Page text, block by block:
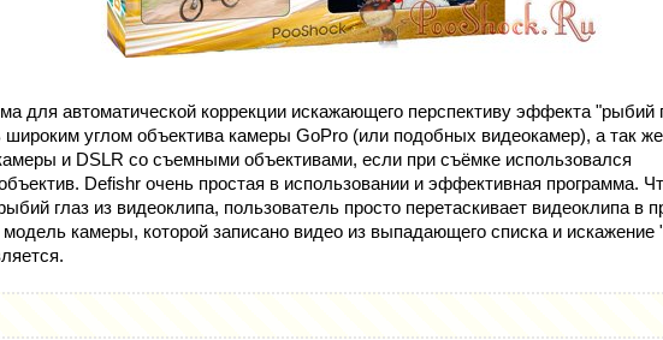
для автоматической коррекции искажающего перспективу эффекта "рыбий
широким углом объектива камеры GoPro (или подобных видеокамер), а так
и DSLR со съемными объективами, если при съёмке использовался
Defishr очень простая в использовании и эффективная программа.
глаз из видеоклипа, пользователь просто перетаскивает видеоклипа в
камеры, которой записано видео из выпадающего списка и искажение